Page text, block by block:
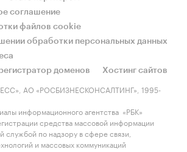
соглашение
файлов cookie
обработки персональных данных
доменов
Хостинг сайтов
АО «РОСБИЗНЕСКОНСАЛТИНГ», 1995-
информационного агентства «РБК»
средства массовой информации
службой по надзору в сфере связи,
и массовых коммуникаций